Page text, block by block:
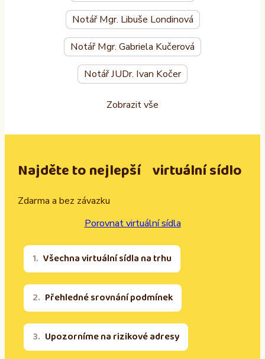
Notář Mgr. Libuše Londinová
Notář Mgr. Gabriela Kučerová
Notář JUDr. Ivan Kočer
Zobrazit vše
Najděte to nejlepší virtuální sídlo
Zdarma a bez závazku
Porovnat virtuální sídla
Všechna virtuální sídla na trhu
Přehledné srovnání podmínek
Upozorníme na rizikové adresy